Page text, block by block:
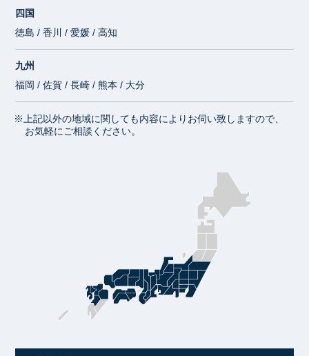
四国
徳島 / 香川 / 愛媛 / 高知
九州
福岡 / 佐賀 / 長崎 / 熊本 / 大分
※上記以外の地域に関しても内容によりお伺い致しますので、
お気軽にご相談ください。